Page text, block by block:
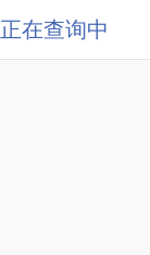
正在查询中